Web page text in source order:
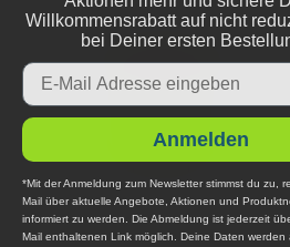
Willkommensrabatt auf nicht
bei Deiner ersten
Email
Anmelden
*Mit der Anmeldung zum Newsletter stimmst du zu,
Mail über aktuelle Angebote, Aktionen und
informiert zu werden. Die Abmeldung ist jederzeit
Mail enthaltenen Link möglich. Deine Daten werden